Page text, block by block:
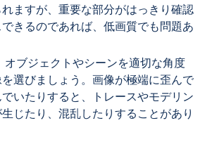
ますが、重要な部分がはっきり確認
きるのであれば、低画質でも問題あ
オブジェクトやシーンを適切な角度
選びましょう。画像が極端に歪んで
いたりすると、トレースやモデリン
じたり、混乱したりすることがあり